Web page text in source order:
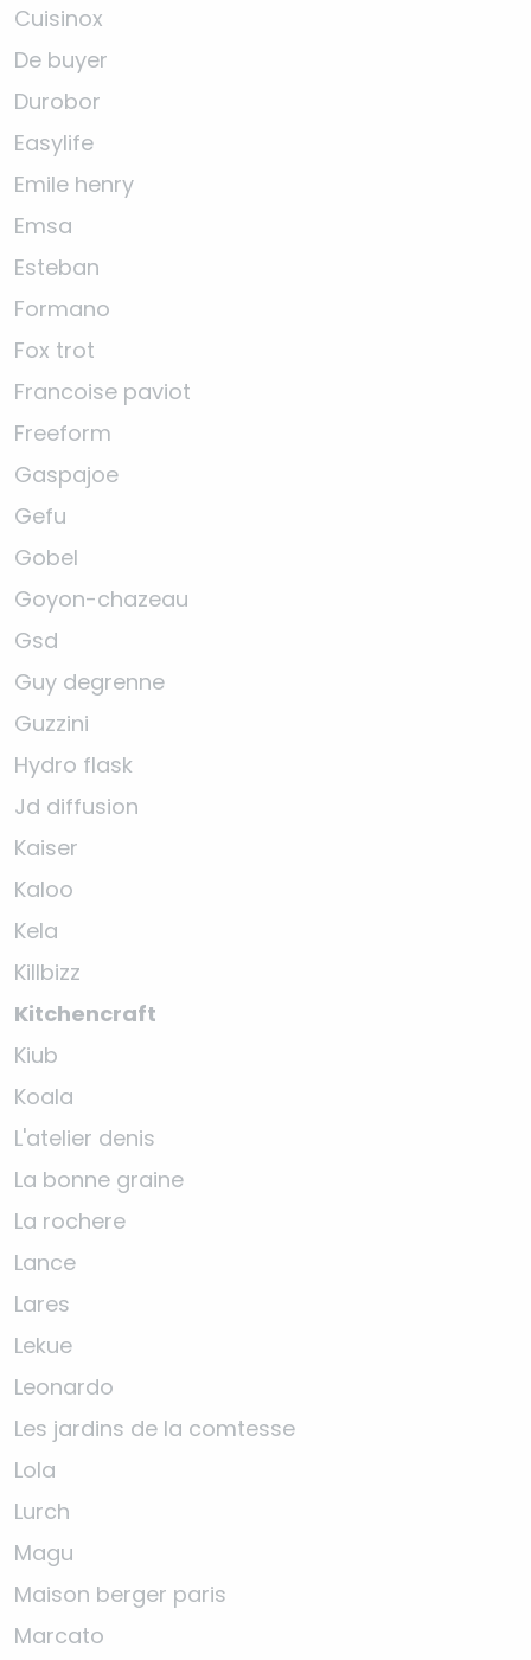
Cuisinox
De buyer
Durobor
Easylife
Emile henry
Emsa
Esteban
Formano
Fox trot
Francoise paviot
Freeform
Gaspajoe
Gefu
Gobel
Goyon-chazeau
Gsd
Guy degrenne
Guzzini
Hydro flask
Jd diffusion
Kaiser
Kaloo
Kela
Killbizz
Kitchencraft
Kiub
Koala
L'atelier denis
La bonne graine
La rochere
Lance
Lares
Lekue
Leonardo
Les jardins de la comtesse
Lola
Lurch
Magu
Maison berger paris
Marcato